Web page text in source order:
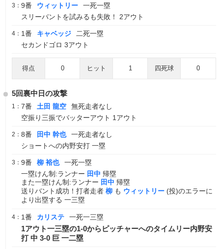
3： 9番 ウィットリー
一死一塁
スリーバントを試みるも失敗！ 2アウト
4： 1番 キャベッジ
二死一塁
セカンドゴロ 3アウト
得点 0 ヒット 1 四死球 0
5回裏中日の攻撃
1： 7番 土田 龍空
無死走者なし
空振り三振でバッターアウト 1アウト
2： 8番 田中 幹也
一死走者なし
ショートへの内野安打 一塁
3： 9番 柳 裕也
一死一塁
一塁けん制:ランナー 田中 帰塁
また一塁けん制:ランナー 田中 帰塁
送りバント成功！打者走者 柳 も ウィットリー (投)のエラーに
より出塁する 一三塁
4： 1番 カリステ 一死一三塁
1アウト一三塁の1-0からピッチャーへのタイムリー内野安
打 中 3-0 巨 一二塁